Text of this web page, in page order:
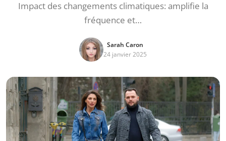
Impact des changements climatiques: amplifie la
fréquence et…
Sarah Caron
24 janvier 2025